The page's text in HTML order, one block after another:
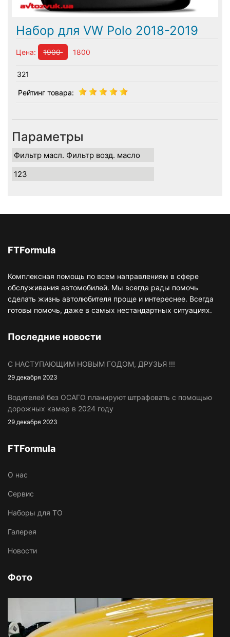
Набор для VW Polo 2018-2019
Цена: 1900 1800
321
Рейтинг товара:
Параметры
Фильтр масл. Фильтр возд. масло
123
FTFormula
Комплексная помощь по всем направлениям в сфере
обслуживания автомобилей. Мы всегда рады помочь
сделать жизнь автолюбителя проще и интереснее. Всегда
готовы помочь, даже в самых нестандартных ситуациях.
Последние новости
С НАСТУПАЮЩИМ НОВЫМ ГОДОМ, ДРУЗЬЯ !!!
29 декабря 2023
Водителей без ОСАГО планируют штрафовать с помощью
дорожных камер в 2024 году
29 декабря 2023
FTFormula
O нас
Сервис
Наборы для ТО
Галерея
Новости
Фото